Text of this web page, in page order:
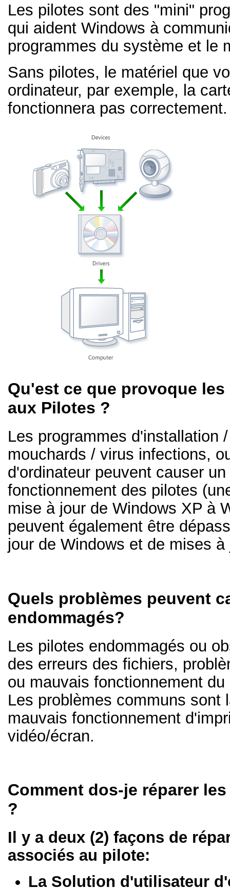
Les pilotes sont des "mini"
qui aident Windows à
programmes du système et le
Sans pilotes, le matériel que
ordinateur, par exemple, la
fonctionnera pas correctement.
Qu'est ce que provoque
aux Pilotes ?
Les programmes d'installation
mouchards / virus infections,
d'ordinateur peuvent causer
fonctionnement des pilotes
mise à jour de Windows XP à
peuvent également être
jour de Windows et de mises
Quels problèmes peuvent
endommagés?
Les pilotes endommagés ou
des erreurs des fichiers,
ou mauvais fonctionnement
Les problèmes communs sont
mauvais fonctionnement
vidéo/écran.
Comment dos-je réparer
?
Il y a deux (2) façons de
associés au pilote:
La Solution d'utilisateur